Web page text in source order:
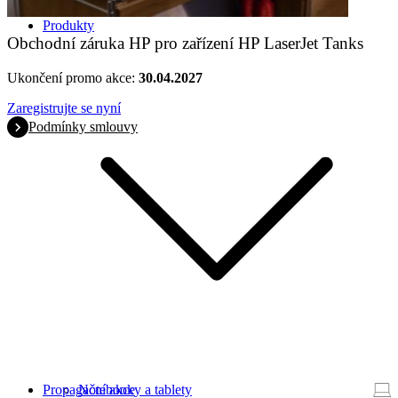
Produkty
Notebooky a tablety
Propagační akce
Obchodní záruka HP pro zařízení HP LaserJet Tanks
Ukončení promo akce: 30.04.2027
Zaregistrujte se nyní
Podmínky smlouvy